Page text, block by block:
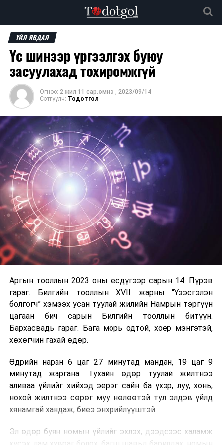
ҮЙЛ ЯВДАЛ
Үс шинээр үргээлгэх буюу
засуулахад тохиромжгүй
Огноо: 2 жил 11 сар.өмнө , 2023/09/14
Сэтгүүлч: Тодотгол
Аргын тооллын 2023 оны есдүгээр сарын 14. Пүрэв
гараг. Билгийн тооллын XVII жарны “Үзэсгэлэн
болгогч” хэмээх усан туулай жилийн Намрын тэргүүн
цагаан бич сарын Билгийн тооллын битүүн.
Бархасвадь гараг. Бага морь одтой, хоёр мэнгэтэй,
хөхөгчин гахай өдөр.
Өдрийн наран 6 цаг 27 минутад мандан, 19 цаг 9
минутад жаргана. Тухайн өдөр туулай жилтнээ
аливаа үйлийг хийхэд эерэг сайн ба үхэр, луу, хонь,
нохой жилтнээ сөрөг муу нөлөөтэй тул элдэв үйлд
хянамгай хандаж, биеэ энхрийлүүштэй.
Эл өдөр буян номын үйлийг эхлэх, дээдсээс халамж